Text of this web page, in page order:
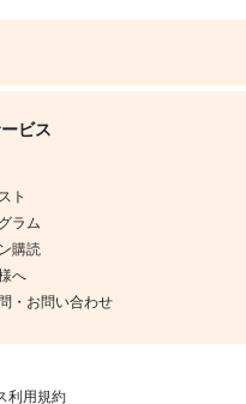
ビス
ト
ラム
購読
へ
・お問い合わせ
利用規約